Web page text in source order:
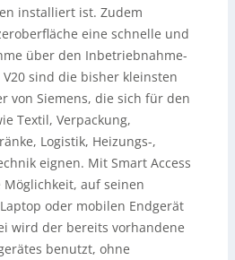
installiert ist. Zudem
eine schnelle und
über den Inbetriebnahme-
sind die bisher kleinsten
von Siemens, die sich für den
Textil, Verpackung,
Logistik, Heizungs-,
eignen. Mit Smart Access
auf seinen
oder mobilen Endgerät
wird der bereits vorhandene
benutzt, ohne